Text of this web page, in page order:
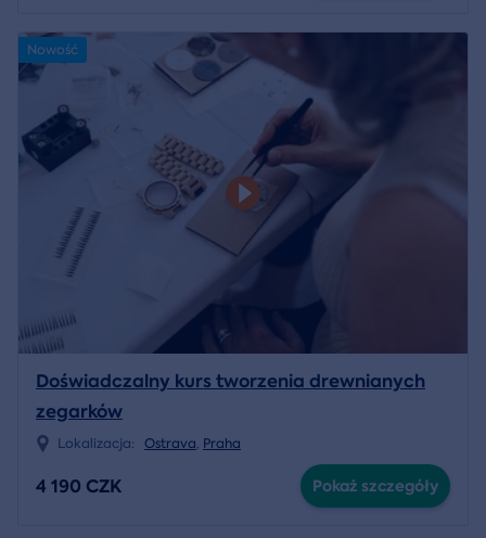
Nowość
Doświadczalny kurs tworzenia drewnianych
zegarków
Lokalizacja: Ostrava, Praha
4 190 CZK Pokaż szczegóły